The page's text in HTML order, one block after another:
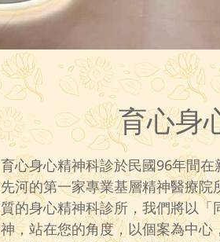
育心身
育心身心精神科診於民國96年間
先河的第一家專業基層精神醫療
質的身心精神科診所，我們將以
神，站在您的角度，以個案為中